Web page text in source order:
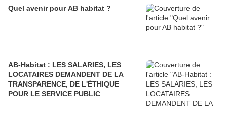
Quel avenir pour AB habitat ?
AB-Habitat : LES SALARIES, LES
LOCATAIRES DEMANDENT DE LA
TRANSPARENCE, DE L'ÉTHIQUE
POUR LE SERVICE PUBLIC